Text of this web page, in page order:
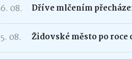
6. 08. Dříve mlčením
5. 08. Židovské město po